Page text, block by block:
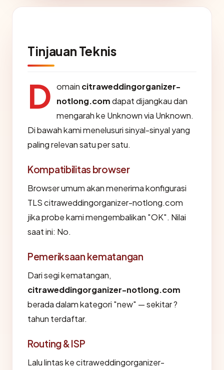
Tinjauan Teknis
D omain citraweddingorganizer-
notlong.comdapat dijangkau dan
mengarah ke Unknown via Unknown.
Di bawah kami menelusuri sinyal-sinyal yang
paling relevan satu per satu.
Kompatibilitas browser
Browser umum akan menerima konfigurasi
TLS citraweddingorganizer-notlong.com
jika probe kami mengembalikan "OK". Nilai
saat ini: No.
Pemeriksaan kematangan
Dari segi kematangan,
citraweddingorganizer-notlong.com
berada dalam kategori "new" — sekitar ?
tahun terdaftar.
Routing & ISP
Lalu lintas ke citraweddingorganizer-